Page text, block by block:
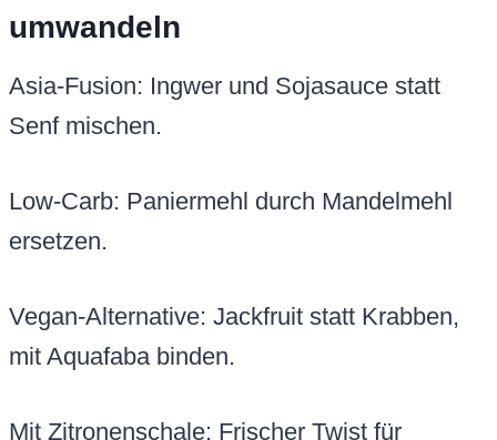
umwandeln
Asia-Fusion: Ingwer und Sojasauce statt
Senf mischen.
Low-Carb: Paniermehl durch Mandelmehl
ersetzen.
Vegan-Alternative: Jackfruit statt Krabben,
mit Aquafaba binden.
Mit Zitronenschale: Frischer Twist für